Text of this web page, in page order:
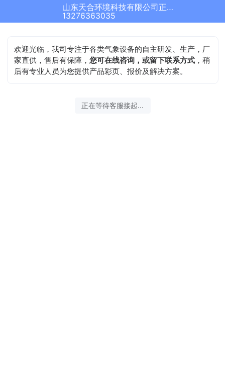
山东天合环境科技有限公司正在为您服务
13276363035
欢迎光临，我司专注于各类气象设备的自主研发、生产，厂
家直供，售后有保障，您可在线咨询，或留下联系方式 ，稍
后有专业人员为您提供产品彩页、报价及解决方案。
正在等待客服接起...